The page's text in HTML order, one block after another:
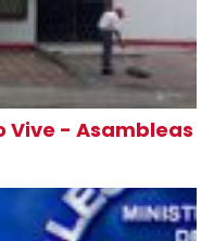
Vive - Asambleas